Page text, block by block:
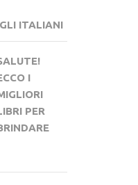
ITALIANI
I
PER